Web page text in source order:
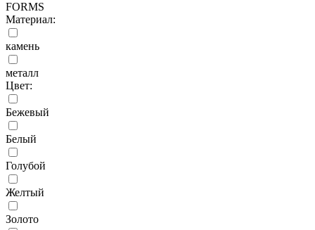
FORMS
Материал:
камень
металл
Цвет:
Бежевый
Белый
Голубой
Желтый
Золото